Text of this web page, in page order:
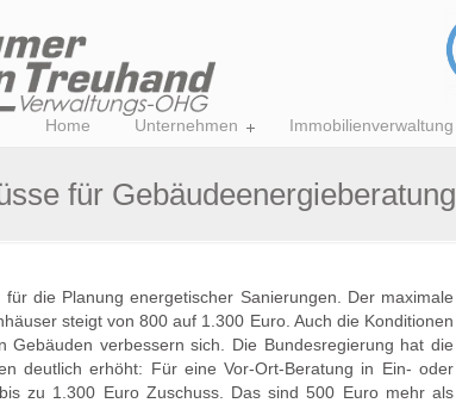
Home Unternehmen Immobilienverwaltung
für Gebäudeenergieberatung
die Planung energetischer Sanierungen. Der maximale
steigt von 800 auf 1.300 Euro. Auch die Konditionen
Gebäuden verbessern sich. Die Bundesregierung hat die
deutlich erhöht: Für eine Vor-Ort-Beratung in Ein- oder
zu 1.300 Euro Zuschuss. Das sind 500 Euro mehr als